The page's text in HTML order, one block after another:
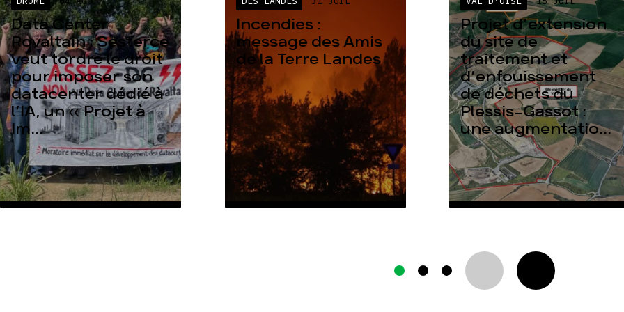
Data Center
Rovaltain : Sesterce
veut tordre le droit
pour imposer son
datacenter dédié à
l’IA, un « Projet à
Im...
Incendies :
message des Amis
de la Terre Landes
Projet d’extension
du site de
traitement et
d’enfouissement
de déchets du
Plessis-Gassot :
une augmentatio...